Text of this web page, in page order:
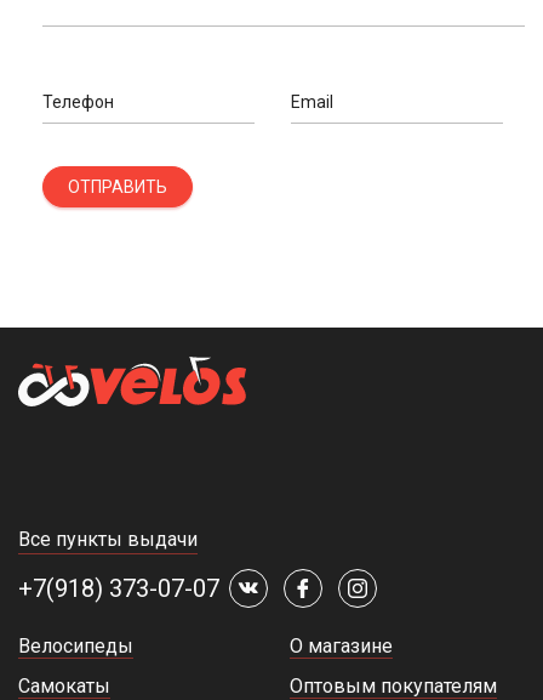
Телефон Email
ОТПРАВИТЬ
Все пункты выдачи
+7(918) 373-07-07
Велосипеды
Самокаты
О магазине
Оптовым покупателям